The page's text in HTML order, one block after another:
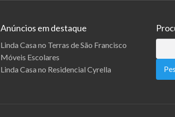
Anúncios em destaque
Linda Casa no Terras de São Francisco
Móveis Escolares
Linda Casa no Residencial Cyrella
por: